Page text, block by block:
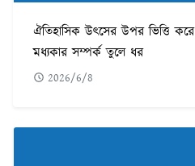
ঐতিহাসিক উৎসের উপর ভিত্তি করে
মধ্যকার সম্পর্ক তুলে ধর
2026/6/8